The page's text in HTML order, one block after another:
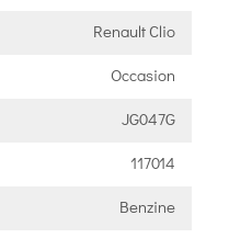
Renault Clio
Occasion
JG047G
117014
Benzine